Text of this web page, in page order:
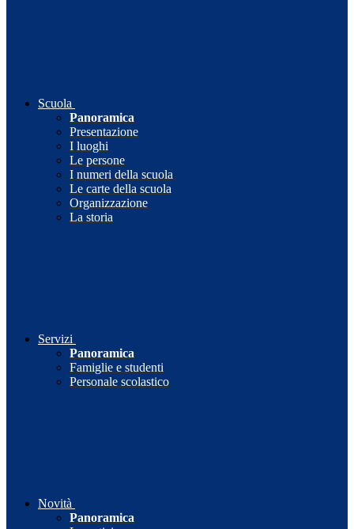
Scuola
Panoramica
Presentazione
I luoghi
Le persone
I numeri della scuola
Le carte della scuola
Organizzazione
La storia
Servizi
Panoramica
Famiglie e studenti
Personale scolastico
Novità
Panoramica